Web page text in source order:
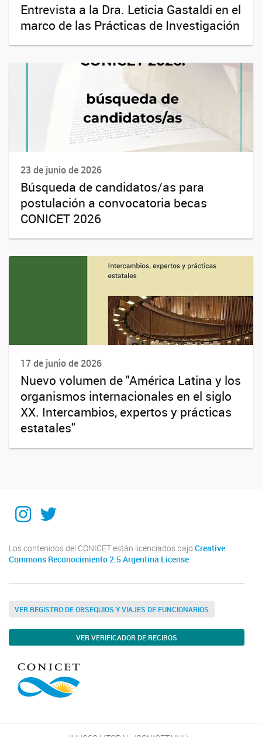
Entrevista a la Dra. Leticia Gastaldi en el
marco de las Prácticas de Investigación
23 de junio de 2026
Búsqueda de candidatos/as para
postulación a convocatoria becas
CONICET 2026
17 de junio de 2026
Nuevo volumen de "América Latina y los
organismos internacionales en el siglo
XX. Intercambios, expertos y prácticas
estatales"
Instagram
Twitter
Los contenidos del CONICET están licenciados bajo Creative
Commons Reconocimiento 2.5 Argentina License
VER REGISTRO DE OBSEQUIOS Y VIAJES DE FUNCIONARIOS
VER VERIFICADOR DE RECIBOS